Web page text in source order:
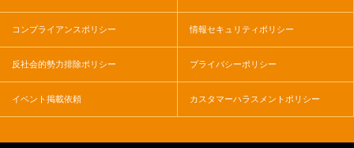
コンプライアンスポリシー 情報セキュリティポリシー
反社会的勢力排除ポリシー プライバシーポリシー
イベント掲載依頼 カスタマーハラスメントポリシー